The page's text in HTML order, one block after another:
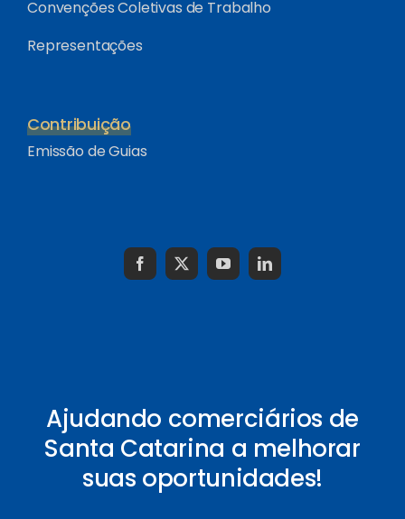
Convenções Coletivas de Trabalho
Representações
Contribuição
Emissão de Guias
Ajudando comerciários de
Santa Catarina a melhorar
suas oportunidades!